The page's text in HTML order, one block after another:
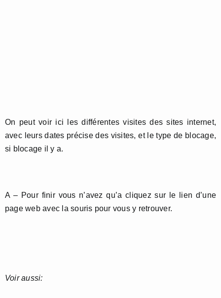
On peut voir ici les différentes visites des sites internet,
avec leurs dates précise des visites, et le type de blocage,
si blocage il y a.
A – Pour finir vous n’avez qu’a cliquez sur le lien d’une
page web avec la souris pour vous y retrouver.
Voir aussi: